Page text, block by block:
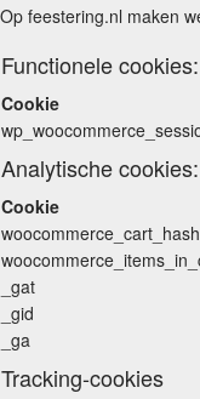
Op feestering.nl maken
Functionele cookies:
Cookie
Analytische cookies:
Cookie
woocommerce_cart_hash
_gat
_gid
_ga
Tracking-cookies